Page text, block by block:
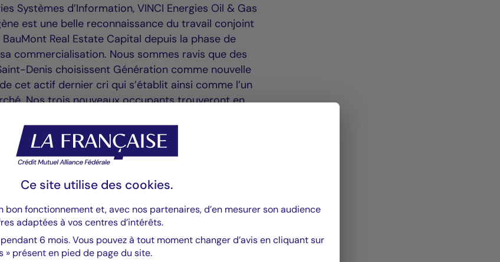
Systèmes d’Information, VINCI Energies Oil & Gas
est une belle reconnaissance du travail conjoint
Real Estate Capital depuis la phase de
commercialisation. Nous sommes ravis que des
Denis choisissent Génération comme nouvelle
cet actif dernier cri qui s’établit ainsi comme l’un
Nos trois nouveaux occupants trouveront en
répond aux aspirations de leurs collaborateurs
Real Estate Capital.
Real Estate Capital et La Française Real
JLL, CBRE et le cabinet Reed Smith.
est une plateforme indépendante de gestion de
ayant plus de 25 ans d’expérience dans le
Ce site utilise des cookies.
bon fonctionnement et, avec nos partenaires, d’en mesurer son audience
adaptées à vos centres d’intérêts.
6 mois. Vous pouvez à tout moment changer d’avis en cliquant sur
» présent en pied de page du site.